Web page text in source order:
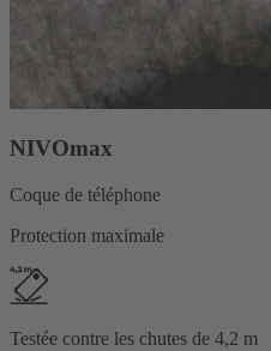
NIVOmax
Coque de téléphone
Protection maximale
Testée contre les chutes de 4,2 m